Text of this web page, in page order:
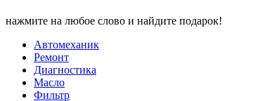
нажмите на любое слово и найдите подарок!
Автомеханик
Ремонт
Диагностика
Масло
Фильтр